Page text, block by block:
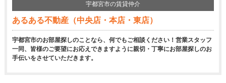
宇都宮市の賃貸仲介
あるある不動産（中央店・本店・東店）
宇都宮市のお部屋探しのことなら、何でもご相談ください！営業スタッフ
一同、皆様のご要望にお応えできますように親切・丁寧にお部屋探しのお
手伝いをさせていただきます。